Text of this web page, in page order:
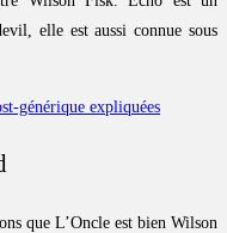
elle est aussi connue sous
générique expliquées
que L’Oncle est bien Wilson